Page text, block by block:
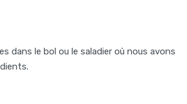
dans le bol ou le saladier où nous avons